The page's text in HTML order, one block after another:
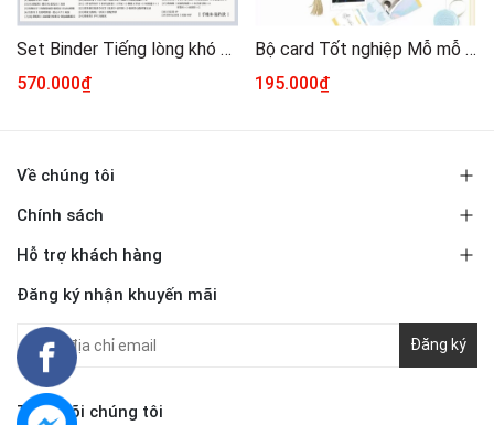
Set Binder Tiếng lòng khó giấu chính hãng
570.000₫
Bộ card Tốt nghiệp Mỗ mỗ chính hãng
195.000₫
Về chúng tôi
Chính sách
Hỗ trợ khách hàng
Đăng ký nhận khuyến mãi
Đăng ký
Theo dõi chúng tôi